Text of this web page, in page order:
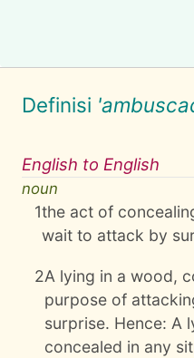
Definisi
English to English
noun
1the act of
wait to attack by
2A lying in a wood,
purpose of
surprise. Hence: A
concealed in any